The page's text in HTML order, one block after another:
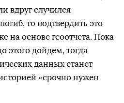
вдруг случился
то подтвердить это
на основе геоотчета. Пока
этого дойдем, тогда
данных станет
«срочно нужен